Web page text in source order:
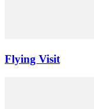
Flying Visit